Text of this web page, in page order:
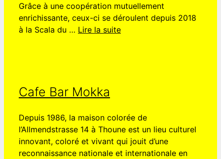
Grâce à une coopération mutuellement
enrichissante, ceux-ci se déroulent depuis 2018
à la Scala du … Lire la suite
Cafe Bar Mokka
Depuis 1986, la maison colorée de
l’Allmendstrasse 14 à Thoune est un lieu culturel
innovant, coloré et vivant qui jouit d’une
reconnaissance nationale et internationale en